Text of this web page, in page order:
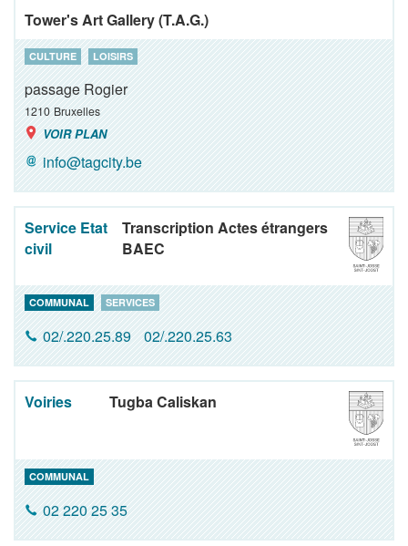
Tower's Art Gallery (T.A.G.)
CULTURE LOISIRS
passage Rogier
1210 Bruxelles
VOIR PLAN
info@tagcity.be
Service Etat
civil
Transcription Actes étrangers
BAEC
COMMUNAL SERVICES
02/.220.25.89 02/.220.25.63
Voiries Tugba Caliskan
COMMUNAL
02 220 25 35